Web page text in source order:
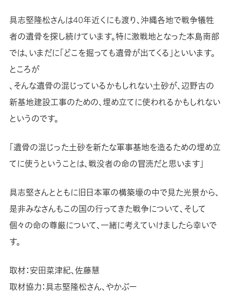
具志堅隆松さんは40年近くにも渡り、沖縄各地で戦争犠牲
者の遺骨を探し続けています。特に激戦地となった本島南部
では、いまだに「どこを掘っても遺骨が出てくる」といいます。
ところが
、そんな遺骨の混じっているかもしれない土砂が、辺野古の
新基地建設工事のための、埋め立てに使われるかもしれない
というのです。
「遺骨の混じった土砂を新たな軍事基地を造るための埋め立
てに使うということは、戦没者の命の冒涜だと思います」
具志堅さんとともに旧日本軍の構築壕の中で見た光景から、
是非みなさんもこの国の行ってきた戦争について、そして
個々の命の尊厳について、一緒に考えていけましたら幸いで
す。
取材：安田菜津紀、佐藤慧
取材協力：具志堅隆松さん、やかぶー